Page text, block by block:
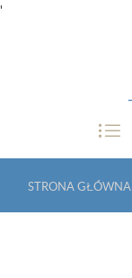
'
STRONA GŁÓWNA